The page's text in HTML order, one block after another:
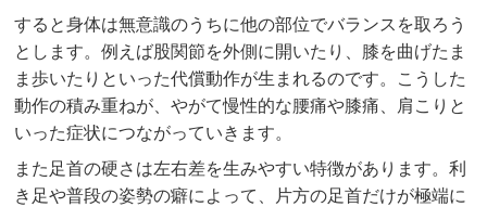
すると身体は無意識のうちに他の部位でバランスを取ろう
とします。例えば股関節を外側に開いたり、膝を曲げたま
ま歩いたりといった代償動作が生まれるのです。こうした
動作の積み重ねが、やがて慢性的な腰痛や膝痛、肩こりと
いった症状につながっていきます。
また足首の硬さは左右差を生みやすい特徴があります。利
き足や普段の姿勢の癖によって、片方の足首だけが極端に